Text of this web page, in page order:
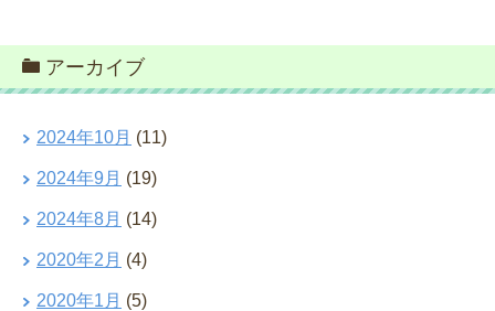
アーカイブ
2024年10月 (11)
2024年9月 (19)
2024年8月 (14)
2020年2月 (4)
2020年1月 (5)